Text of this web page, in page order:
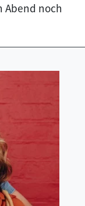
Abend noch